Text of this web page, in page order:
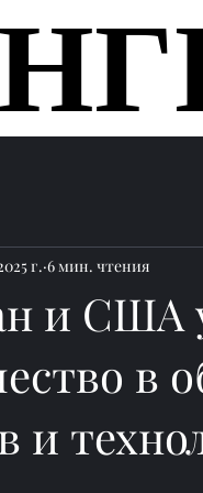
и США
в
и
г. 6 мин. чтения